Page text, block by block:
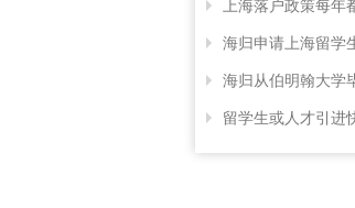
上海落户政策每年
海归申请上海留学
海归从伯明翰大学
留学生或人才引进